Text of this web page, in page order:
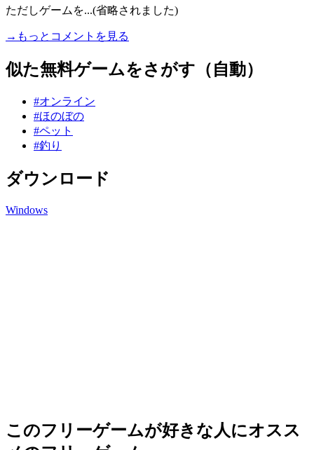
ただしゲームを...(省略されました)
→もっとコメントを見る
似た無料ゲームをさがす（自動）
#オンライン
#ほのぼの
#ペット
#釣り
ダウンロード
Windows
このフリーゲームが好きな人にオスス